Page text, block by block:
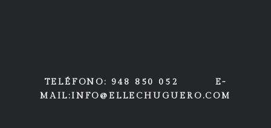
TELÉFONO: 948 850 052 E-
MAIL:INFO@ELLECHUGUERO.COM